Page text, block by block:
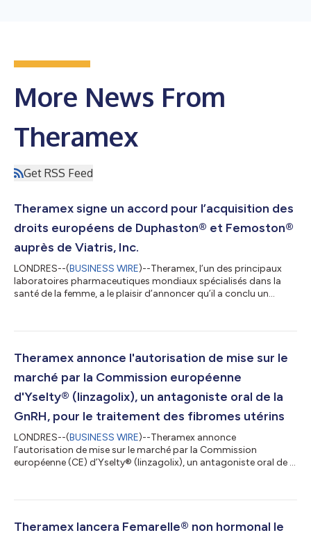
More News From
Theramex
Get RSS Feed
Theramex signe un accord pour l’acquisition des
droits européens de Duphaston® et Femoston®
auprès de Viatris, Inc.
LONDRES--(BUSINESS WIRE)--Theramex, l’un des principaux
laboratoires pharmaceutiques mondiaux spécialisés dans la
santé de la femme, a le plaisir d’annoncer qu’il a conclu un
pour l’Australie et le Japon. La transaction est soumise aux
mesure où nous continuons à renforcer notre engagement en
Theramex annonce l'autorisation de mise sur le
marché par la Commission européenne
d'Yselty® (linzagolix), un antagoniste oral de la
GnRH, pour le traitement des fibromes utérins
LONDRES--(BUSINESS WIRE)--Theramex annonce
l’autorisation de mise sur le marché par la Commission
européenne (CE) d’Yselty® (linzagolix), un antagoniste oral de la
de 18 ans) en âge de procréer. Cette annonce est faite en
biopharmaceutique développant et commercialisant des
Theramex lancera Femarelle® non hormonal le